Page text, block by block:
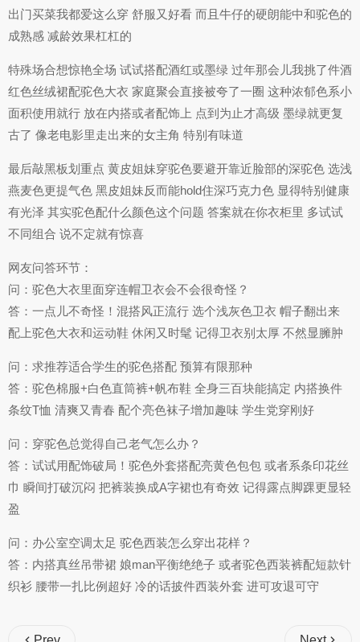
出门买菜我都爱这么穿 舒服又好看 而且牛仔的硬朗能中和驼色的
成熟感 减龄效果杠杠的
特殊场合想惊艳全场 试试搭配酒红或墨绿 过年那会儿我挑了件酒
红色丝绒裙配驼色大衣 家庭聚会直接被夸了一圈 这种浓郁色系小
面积使用就行 放在内搭或者配饰上 点到为止才高级 墨绿就更复
古了 像老电影里走出来的女主角 特别有味道
最后敲黑板划重点 黄皮姐妹穿驼色要避开靠近脸部的深驼色 选浅
燕麦色更提气色 黑皮姐妹反而能hold住深巧克力色 显得特别健康
有光泽 其实驼色配什么颜色这个问题 答案就在你衣柜里 多试试
不同组合 说不定就有惊喜
网友问答环节：
问：驼色大衣里面穿连帽卫衣会不会很奇怪？
答：一点儿不奇怪！混搭风正流行 选个浅灰色卫衣 帽子翻出来
配上驼色大衣和运动鞋 休闲又时髦 记得卫衣别太厚 不然显臃肿
问：求推荐适合学生的驼色搭配 预算有限那种
答：驼色棉服+白色直筒裤+帆布鞋 全身三百块能搞定 内搭换件
条纹T恤 清爽又青春 配个亮色袜子增加趣味 学生党穿刚好
问：穿驼色总觉得自己老气怎么办？
答：试试用配饰破局！驼色外套搭配亮黄色包包 或者系条印花丝
巾 瞬间打破沉闷 把裤装换成A字裙也有奇效 记得露点脚踝更显轻
盈
问：办公室空调太足 驼色西装怎么穿出花样？
答：内搭真丝吊带裙 娘man平衡绝绝子 或者驼色西装裤配短款针
织衫 腰带一扎比例超好 冷的话披件西装外套 进可攻退可守